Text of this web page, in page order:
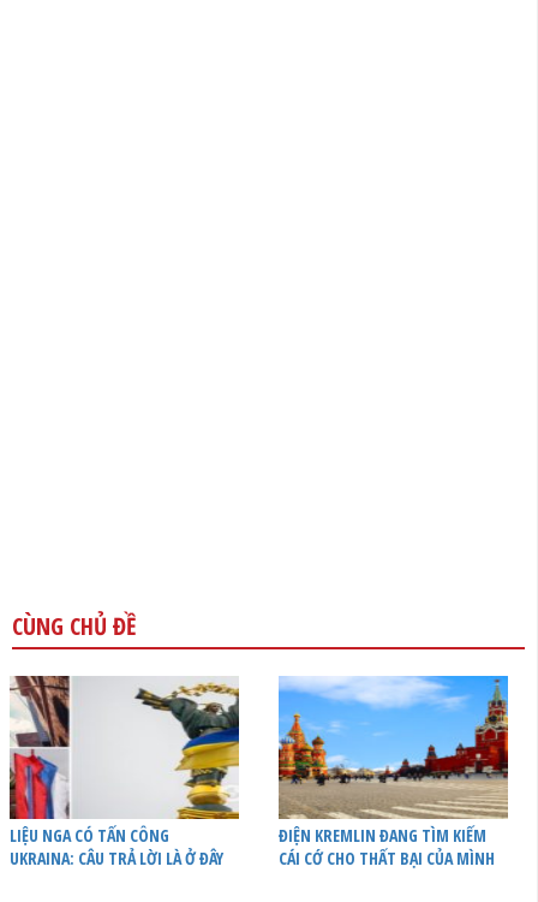
CÙNG CHỦ ĐỀ
LIỆU NGA CÓ TẤN CÔNG
UKRAINA: CÂU TRẢ LỜI LÀ Ở ĐÂY
ĐIỆN KREMLIN ĐANG TÌM KIẾM
CÁI CỚ CHO THẤT BẠI CỦA MÌNH